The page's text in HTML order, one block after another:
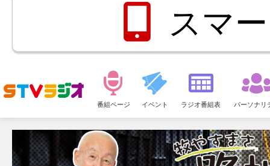
スマ
ュ
ー
番組ページ イベント ラジオ番組表 パーソナリ